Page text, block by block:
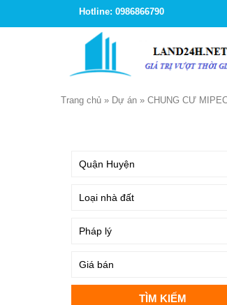
Hotline: 0986866790
Trang chủ » Dự án » CHUNG CƯ